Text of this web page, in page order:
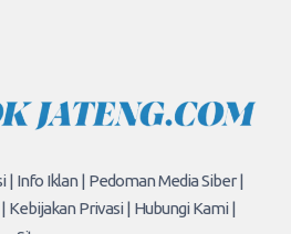
| Info Iklan | Pedoman Media Siber |
Kebijakan Privasi | Hubungi Kami |